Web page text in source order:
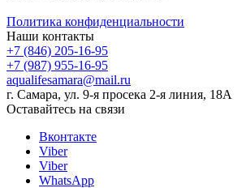
Политика конфиденциальности
Наши контакты
+7 (846) 205-16-95
+7 (987) 955-16-95
aqualifesamara@mail.ru
г. Самара, ул. 9-я просека 2-я линия, 18А
Оставайтесь на связи
Вконтакте
Viber
Viber
WhatsApp